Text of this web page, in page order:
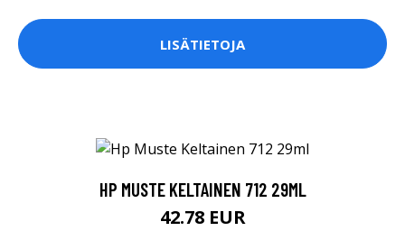
LISÄTIETOJA
HP MUSTE KELTAINEN 712 29ML
42.78 EUR